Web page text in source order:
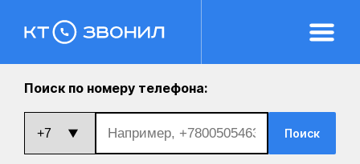
Поиск по номеру телефона:
Поиск